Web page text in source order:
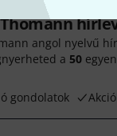
Thomann
angol nyelvű
a 50
gondolatok